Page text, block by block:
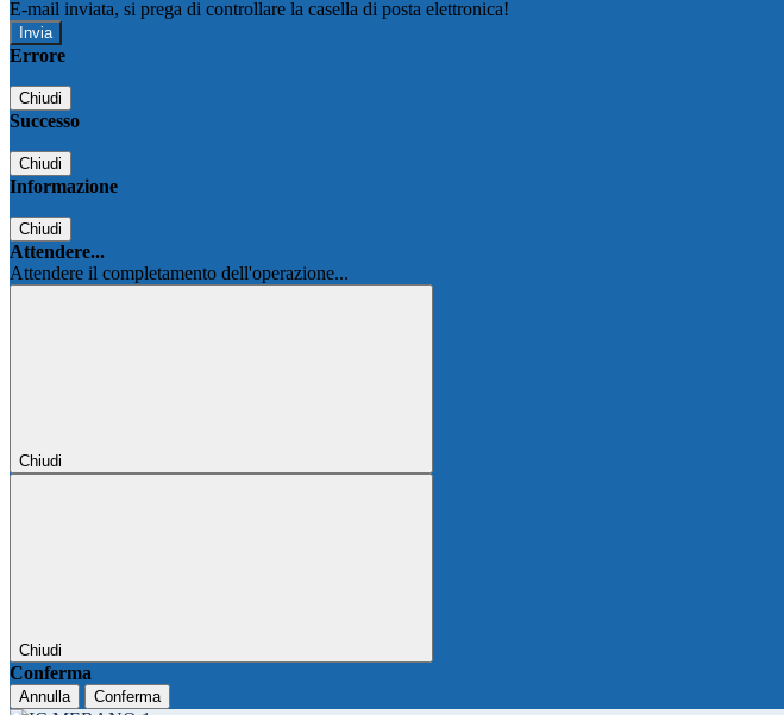
E-mail inviata, si prega di controllare la casella di posta elettronica!
Errore
Chiudi
Successo
Chiudi
Informazione
Chiudi
Attendere...
Attendere il completamento dell'operazione...
Chiudi
Chiudi
Conferma
Annulla Conferma